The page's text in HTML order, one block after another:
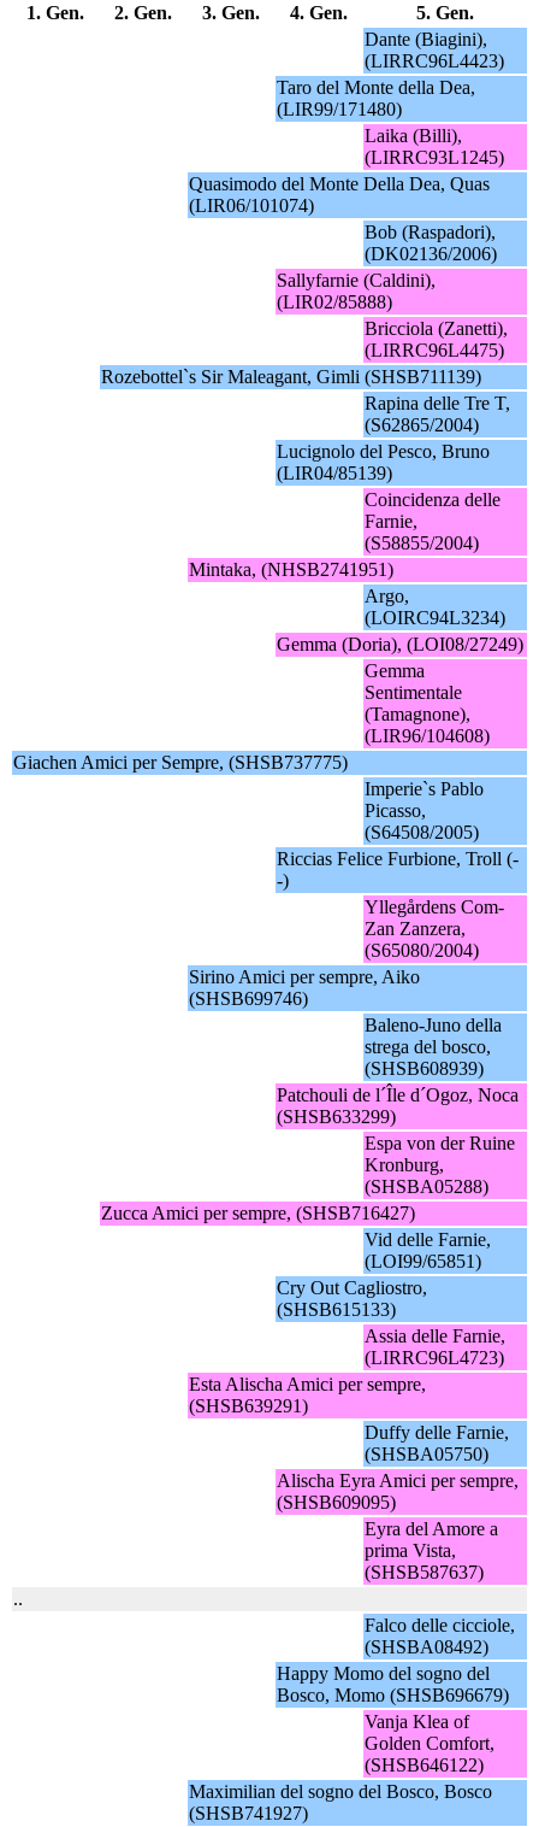
1. Gen. 2. Gen. 3. Gen. 4. Gen.
5. Gen.
Dante (Biagini),
(LIRRC96L4423)
Taro del Monte della Dea,
(LIR99/171480)
Laika (Billi),
(LIRRC93L1245)
Quasimodo del Monte Della Dea, Quas
(LIR06/101074)
Bob (Raspadori),
(DK02136/2006)
Sallyfarnie (Caldini),
(LIR02/85888)
Bricciola (Zanetti),
(LIRRC96L4475)
Rozebottel`s Sir Maleagant, Gimli (SHSB711139)
Rapina delle Tre T,
(S62865/2004)
Lucignolo del Pesco, Bruno
(LIR04/85139)
Coincidenza delle
Farnie,
(S58855/2004)
Mintaka, (NHSB2741951)
Argo,
(LOIRC94L3234)
Gemma (Doria), (LOI08/27249)
Gemma
Sentimentale
(Tamagnone),
(LIR96/104608)
Giachen Amici per Sempre, (SHSB737775)
Imperie`s Pablo
Picasso,
(S64508/2005)
Riccias Felice Furbione, Troll (-
-)
Yllegårdens Com-
Zan Zanzera,
(S65080/2004)
Sirino Amici per sempre, Aiko
(SHSB699746)
Baleno-Juno della
strega del bosco,
(SHSB608939)
Patchouli de l´Île d´Ogoz, Noca
(SHSB633299)
Espa von der Ruine
Kronburg,
(SHSBA05288)
Zucca Amici per sempre, (SHSB716427)
Vid delle Farnie,
(LOI99/65851)
Cry Out Cagliostro,
(SHSB615133)
Assia delle Farnie,
(LIRRC96L4723)
Esta Alischa Amici per sempre,
(SHSB639291)
Duffy delle Farnie,
(SHSBA05750)
Alischa Eyra Amici per sempre,
(SHSB609095)
Eyra del Amore a
prima Vista,
(SHSB587637)
..
Falco delle cicciole,
(SHSBA08492)
Happy Momo del sogno del
Bosco, Momo (SHSB696679)
Vanja Klea of
Golden Comfort,
(SHSB646122)
Maximilian del sogno del Bosco, Bosco
(SHSB741927)